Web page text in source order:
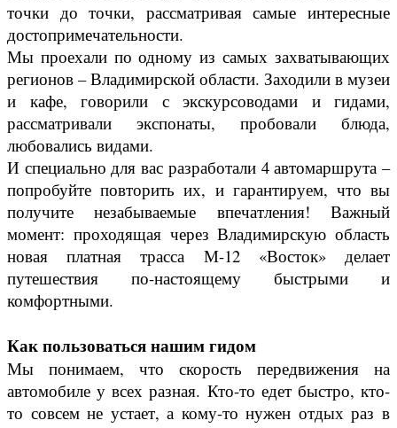
точки до точки, рассматривая самые интересные
достопримечательности.
Мы проехали по одному из самых захватывающих
регионов – Владимирской области. Заходили в музеи
и кафе, говорили с экскурсоводами и гидами,
рассматривали экспонаты, пробовали блюда,
любовались видами.
И специально для вас разработали 4 автомаршрута –
попробуйте повторить их, и гарантируем, что вы
получите незабываемые впечатления! Важный
момент: проходящая через Владимирскую область
новая платная трасса М-12 «Восток» делает
путешествия по-настоящему быстрыми и
комфортными.
Как пользоваться нашим гидом
Мы понимаем, что скорость передвижения на
автомобиле у всех разная. Кто-то едет быстро, кто-
то совсем не устает, а кому-то нужен отдых раз в